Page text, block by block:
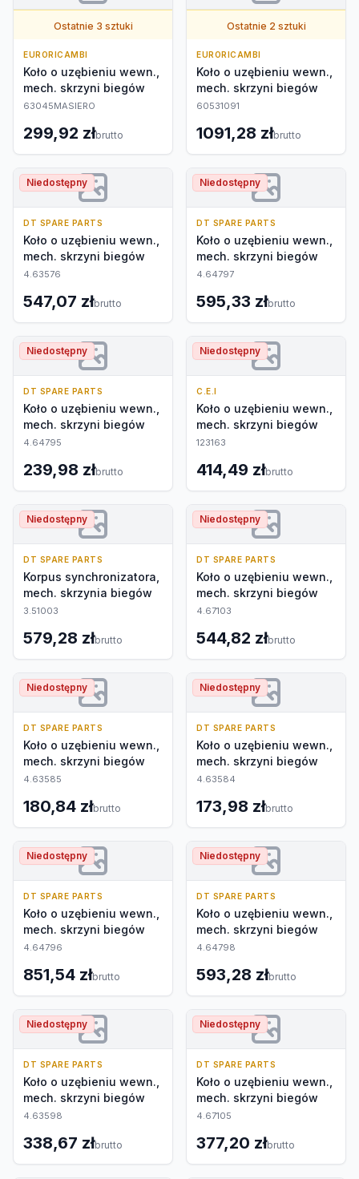
Ostatnie 3 sztuki
EURORICAMBI
Koło o uzębieniu wewn.,
mech. skrzyni biegów
63045MASIERO
299,92 złbrutto
Ostatnie 2 sztuki
EURORICAMBI
Koło o uzębieniu wewn.,
mech. skrzyni biegów
60531091
1091,28 złbrutto
Niedostępny
DT SPARE PARTS
Koło o uzębieniu wewn.,
mech. skrzyni biegów
4.63576
547,07 złbrutto
Niedostępny
DT SPARE PARTS
Koło o uzębieniu wewn.,
mech. skrzyni biegów
4.64797
595,33 złbrutto
Niedostępny
DT SPARE PARTS
Koło o uzębieniu wewn.,
mech. skrzyni biegów
4.64795
239,98 złbrutto
Niedostępny
C.E.I
Koło o uzębieniu wewn.,
mech. skrzyni biegów
123163
414,49 złbrutto
Niedostępny
DT SPARE PARTS
Korpus synchronizatora,
mech. skrzynia biegów
3.51003
579,28 złbrutto
Niedostępny
DT SPARE PARTS
Koło o uzębieniu wewn.,
mech. skrzyni biegów
4.67103
544,82 złbrutto
Niedostępny
DT SPARE PARTS
Koło o uzębieniu wewn.,
mech. skrzyni biegów
4.63585
180,84 złbrutto
Niedostępny
DT SPARE PARTS
Koło o uzębieniu wewn.,
mech. skrzyni biegów
4.63584
173,98 złbrutto
Niedostępny
DT SPARE PARTS
Koło o uzębieniu wewn.,
mech. skrzyni biegów
4.64796
851,54 złbrutto
Niedostępny
DT SPARE PARTS
Koło o uzębieniu wewn.,
mech. skrzyni biegów
4.64798
593,28 złbrutto
Niedostępny
DT SPARE PARTS
Koło o uzębieniu wewn.,
mech. skrzyni biegów
4.63598
338,67 złbrutto
Niedostępny
DT SPARE PARTS
Koło o uzębieniu wewn.,
mech. skrzyni biegów
4.67105
377,20 złbrutto